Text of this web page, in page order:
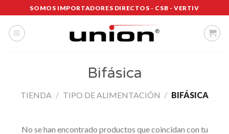
al
contenido
SOMOS IMPORTADORES DIRECTOS - CSB - VERTIV
Bifásica
TIENDA / TIPO DE ALIMENTACIÓN / BIFÁSICA
No se han encontrado productos que coincidan con tu